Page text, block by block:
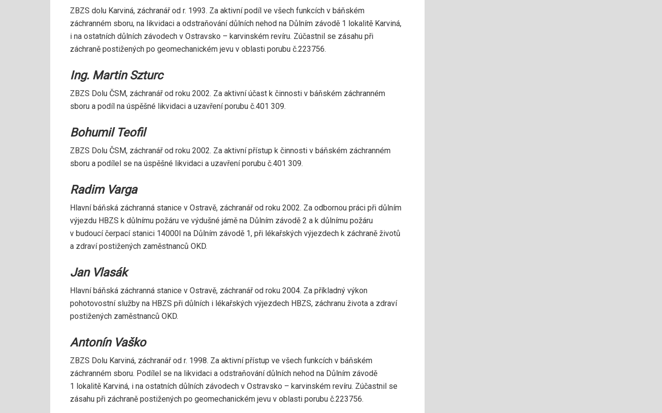
ZBZS dolu Karviná, záchranář od r. 1993. Za aktivní podíl ve všech funkcích v báňském
záchranném sboru, na likvidaci a odstraňování důlních nehod na Důlním závodě 1 lokalitě Karviná,
i na ostatních důlních závodech v Ostravsko – karvinském revíru. Zúčastnil se zásahu při
záchraně postižených po geomechanickém jevu v oblasti porubu č.223756.
Ing. Martin Szturc
ZBZS Dolu ČSM, záchranář od roku 2002. Za aktivní účast k činnosti v báňském záchranném
sboru a podíl na úspěšné likvidaci a uzavření porubu č.401 309.
Bohumil Teofil
ZBZS Dolu ČSM, záchranář od roku 2002. Za aktivní přístup k činnosti v báňském záchranném
sboru a podílel se na úspěšné likvidaci a uzavření porubu č.401 309.
Radim Varga
Hlavní báňská záchranná stanice v Ostravě, záchranář od roku 2002. Za odbornou práci při důlním
výjezdu HBZS k důlnímu požáru ve výdušné jámě na Důlním závodě 2 a k důlnímu požáru
v budoucí čerpací stanici 14000I na Důlním závodě 1, při lékařských výjezdech k záchraně životů
a zdraví postižených zaměstnanců OKD.
Jan Vlasák
Hlavní báňská záchranná stanice v Ostravě, záchranář od roku 2004. Za příkladný výkon
pohotovostní služby na HBZS při důlních i lékařských výjezdech HBZS, záchranu života a zdraví
postižených zaměstnanců OKD.
Antonín Vaško
ZBZS Dolu Karviná, záchranář od r. 1998. Za aktivní přístup ve všech funkcích v báňském
záchranném sboru. Podílel se na likvidaci a odstraňování důlních nehod na Důlním závodě
1 lokalitě Karviná, i na ostatních důlních závodech v Ostravsko – karvinském revíru. Zúčastnil se
zásahu při záchraně postižených po geomechanickém jevu v oblasti porubu č.223756.